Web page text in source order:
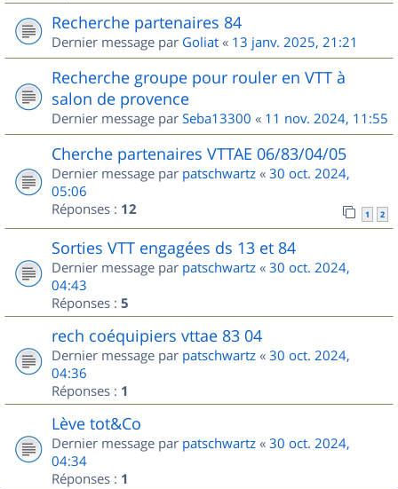
Recherche partenaires 84
Dernier message par Goliat « 13 janv. 2025, 21:21
Recherche groupe pour rouler en VTT à
salon de provence
Dernier message par Seba13300 « 11 nov. 2024, 11:55
Cherche partenaires VTTAE 06/83/04/05
Dernier message par patschwartz « 30 oct. 2024,
05:06
Réponses : 12 1 2
Sorties VTT engagées ds 13 et 84
Dernier message par patschwartz « 30 oct. 2024,
04:43
Réponses : 5
rech coéquipiers vttae 83 04
Dernier message par patschwartz « 30 oct. 2024,
04:36
Réponses : 1
Lève tot&Co
Dernier message par patschwartz « 30 oct. 2024,
04:34
Réponses : 1